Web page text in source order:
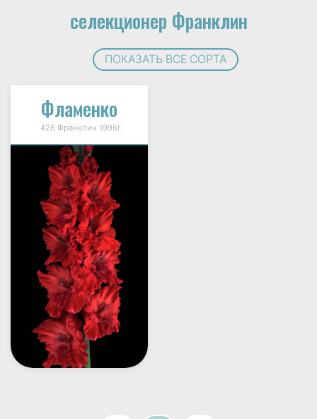
селекционер Франклин
ПОКАЗАТЬ ВСЕ СОРТА
Фламенко
426 Франклин 1996г.